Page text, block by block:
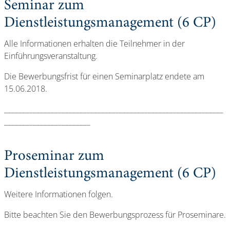
Seminar zum
Dienstleistungsmanagement (6 CP)
Alle Informationen erhalten die Teilnehmer in der
Einführungsveranstaltung.
Die Bewerbungsfrist für einen Seminarplatz endete am
15.06.2018.
Proseminar zum
Dienstleistungsmanagement (6 CP)
Weitere Informationen folgen.
Bitte beachten Sie den Bewerbungsprozess für Proseminare.